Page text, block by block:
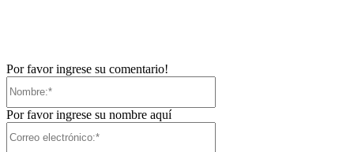
Por favor ingrese su comentario!
Por favor ingrese su nombre aquí